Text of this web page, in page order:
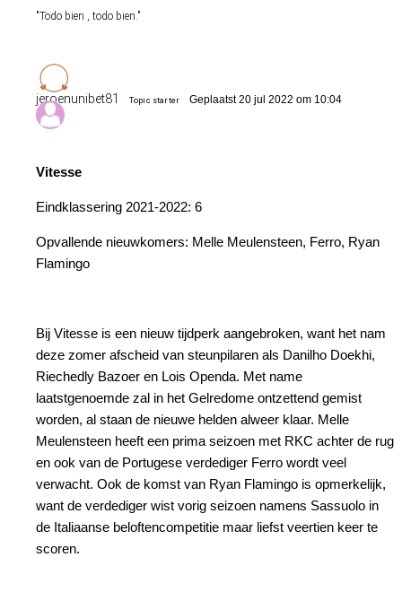
"Todo bien , todo bien."
jeroenunibet81 Topic starter Geplaatst 20 jul 2022 om 10:04
Vitesse
Eindklassering 2021-2022: 6
Opvallende nieuwkomers: Melle Meulensteen, Ferro, Ryan
Flamingo
Bij Vitesse is een nieuw tijdperk aangebroken, want het nam
deze zomer afscheid van steunpilaren als Danilho Doekhi,
Riechedly Bazoer en Lois Openda. Met name
laatstgenoemde zal in het Gelredome ontzettend gemist
worden, al staan de nieuwe helden alweer klaar. Melle
Meulensteen heeft een prima seizoen met RKC achter de rug
en ook van de Portugese verdediger Ferro wordt veel
verwacht. Ook de komst van Ryan Flamingo is opmerkelijk,
want de verdediger wist vorig seizoen namens Sassuolo in
de Italiaanse beloftencompetitie maar liefst veertien keer te
scoren.